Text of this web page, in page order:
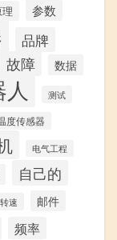
参数
品牌
故障 数据
测试
度传感器
电气工程
自己的
转速 邮件
频率